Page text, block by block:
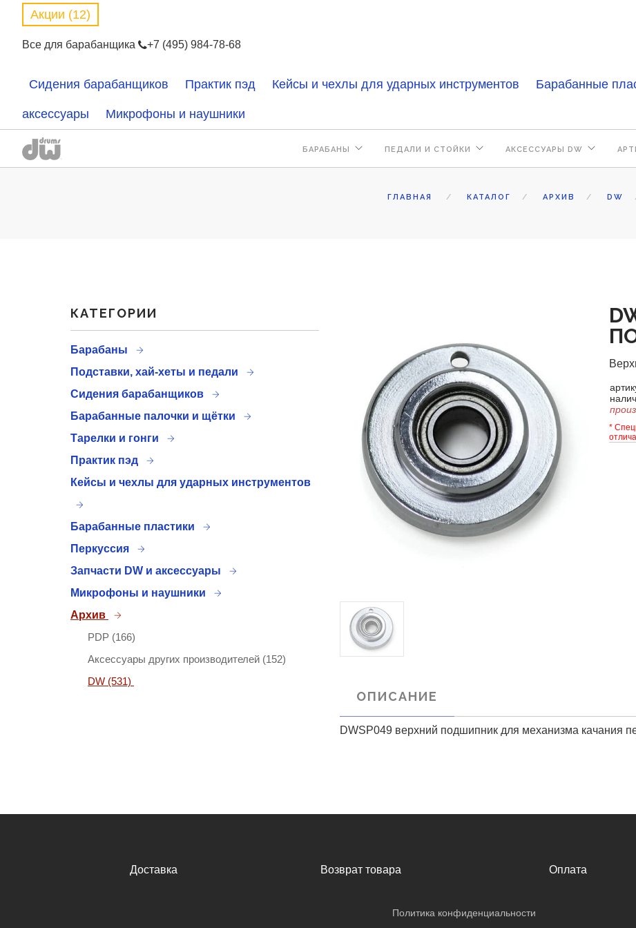
Акции (12)
Все для барабанщика +7 (495) 984-78-68
Сидения барабанщиков Практик пэд Кейсы и чехлы для ударных инструментов Барабанные
аксессуары Микрофоны и наушники
БАРАБАНЫ ПЕДАЛИ И СТОЙКИ АКСЕССУАРЫ DW
ГЛАВНАЯ КАТАЛОГ АРХИВ DW
*
ОПИСАНИЕ
DWSP049 верхний подшипник для механизма качания
КАТЕГОРИИ
Барабаны
Подставки, хай-хеты и педали
Сидения барабанщиков
Барабанные палочки и щётки
Тарелки и гонги
Практик пэд
Кейсы и чехлы для ударных инструментов
Барабанные пластики
Перкуссия
Запчасти DW и аксессуары
Микрофоны и наушники
Архив
PDP (166)
Аксессуары других производителей (152)
DW (531)
Доставка Возврат товара Оплата
Политика конфиденциальности